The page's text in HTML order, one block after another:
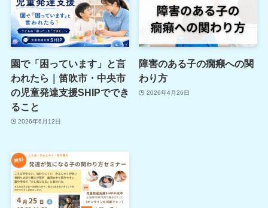
園で「困っています」と言
われたら｜笛吹市・中央市
の児童発達支援SHIPででき
ること
2026年6月12日
障害のある子の癇癪への関
わり方
2026年4月26日